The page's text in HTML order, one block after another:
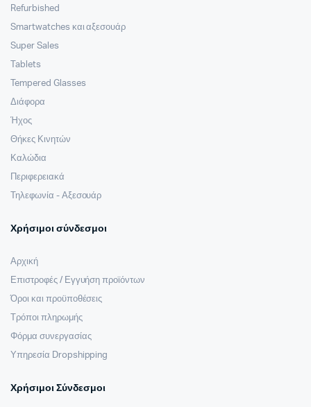
Refurbished
Smartwatches και αξεσουάρ
Super Sales
Tablets
Tempered Glasses
Διάφορα
Ήχος
Θήκες Κινητών
Καλώδια
Περιφερειακά
Τηλεφωνία - Αξεσουάρ
Χρήσιμοι σύνδεσμοι
Αρχική
Επιστροφές / Εγγυήση προϊόντων
Όροι και προϋποθέσεις
Τρόποι πληρωμής
Φόρμα συνεργασίας
Υπηρεσία Dropshipping
Χρήσιμοι Σύνδεσμοι